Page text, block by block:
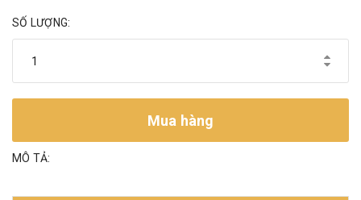
SỐ LƯỢNG:
Mua hàng
MÔ TẢ: